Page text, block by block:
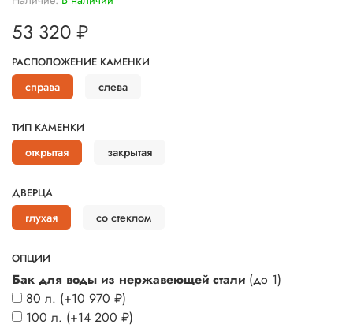
53 320 ₽
РАСПОЛОЖЕНИЕ КАМЕНКИ
справа слева
ТИП КАМЕНКИ
открытая закрытая
ДВЕРЦА
глухая со стеклом
ОПЦИИ
Бак для воды из нержавеющей стали (до 1)
80 л. (+10 970 ₽)
100 л. (+14 200 ₽)